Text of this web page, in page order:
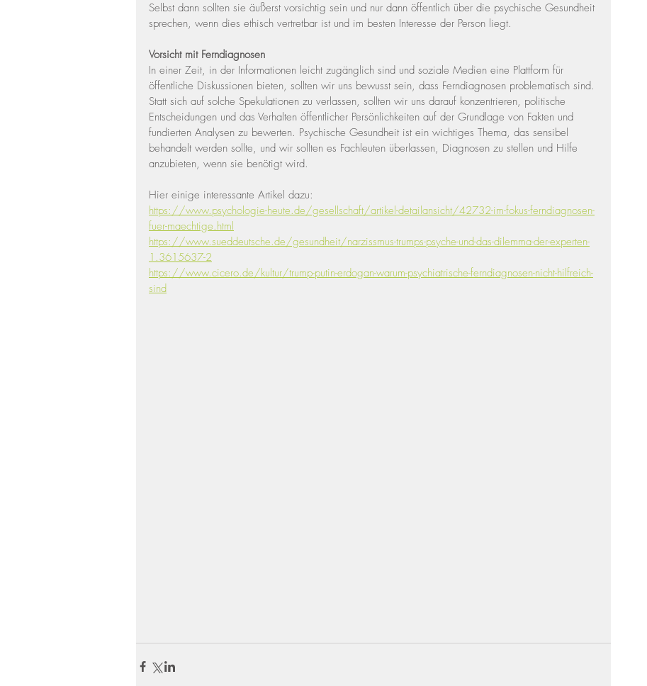
Selbst dann sollten sie äußerst vorsichtig sein und nur dann öffentlich über die psychische Gesundheit
sprechen, wenn dies ethisch vertretbar ist und im besten Interesse der Person liegt.
Vorsicht mit Ferndiagnosen
In einer Zeit, in der Informationen leicht zugänglich sind und soziale Medien eine Plattform für
öffentliche Diskussionen bieten, sollten wir uns bewusst sein, dass Ferndiagnosen problematisch sind.
Statt sich auf solche Spekulationen zu verlassen, sollten wir uns darauf konzentrieren, politische
Entscheidungen und das Verhalten öffentlicher Persönlichkeiten auf der Grundlage von Fakten und
fundierten Analysen zu bewerten. Psychische Gesundheit ist ein wichtiges Thema, das sensibel
behandelt werden sollte, und wir sollten es Fachleuten überlassen, Diagnosen zu stellen und Hilfe
anzubieten, wenn sie benötigt wird.
Hier einige interessante Artikel dazu:
https://www.psychologie-heute.de/gesellschaft/artikel-detailansicht/42732-im-fokus-ferndiagnosen-
fuer-maechtige.html
https://www.sueddeutsche.de/gesundheit/narzissmus-trumps-psyche-und-das-dilemma-der-experten-
1.3615637-2
https://www.cicero.de/kultur/trump-putin-erdogan-warum-psychiatrische-ferndiagnosen-nicht-hilfreich-
sind